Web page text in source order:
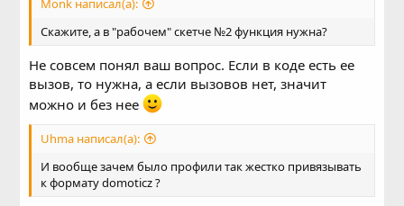
Mоnk написал(а):
Скажите, а в "рабочем" скетче №2 функция нужна?
Не совсем понял ваш вопрос. Если в коде есть ее
вызов, то нужна, а если вызовов нет, значит
можно и без нее
Uhma написал(а):
И вообще зачем было профили так жестко привязывать
к формату domoticz ?